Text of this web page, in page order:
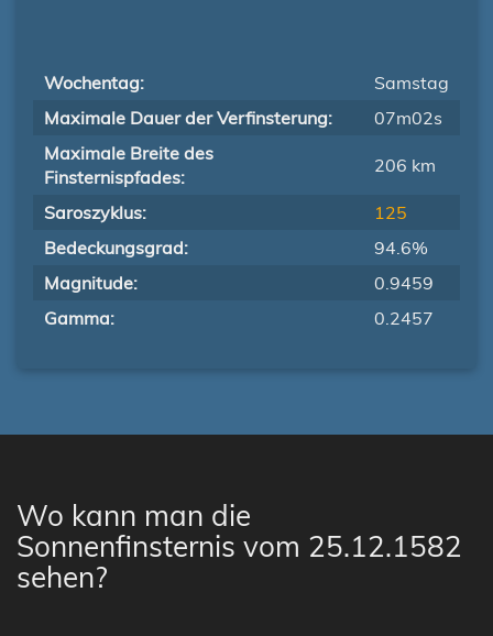
Wochentag:
Samstag
Maximale Dauer der Verfinsterung:
07m02s
Maximale Breite des
Finsternispfades:
206 km
Saroszyklus:
125
Bedeckungsgrad:
94.6%
Magnitude:
0.9459
Gamma:
0.2457
Wo kann man die
Sonnenfinsternis vom 25.12.1582
sehen?